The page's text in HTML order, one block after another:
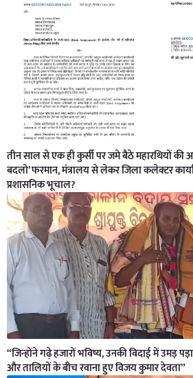
तीन साल से एक ही कुर्सी पर जमे बैठे महारथियों की
बदलो’ फरमान, मंत्रालय से लेकर जिला कलेक्टर
प्रशासनिक भूचाल?
“जिन्होंने गढ़े हजारों भविष्य, उनकी विदाई में
और तालियों के बीच रवाना हुए विजय कुमार देवता”